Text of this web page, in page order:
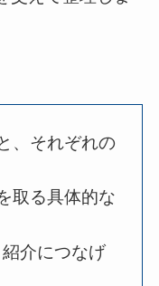
、それぞれの
取る具体的な
介につなげ